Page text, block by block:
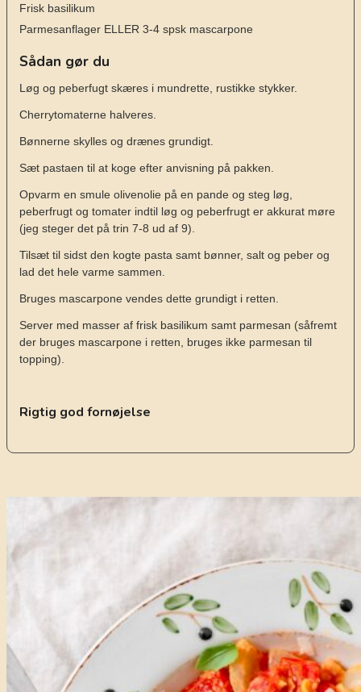
Frisk basilikum
Parmesanflager ELLER 3-4 spsk mascarpone
Sådan gør du
Løg og peberfugt skæres i mundrette, rustikke stykker.
Cherrytomaterne halveres.
Bønnerne skylles og drænes grundigt.
Sæt pastaen til at koge efter anvisning på pakken.
Opvarm en smule olivenolie på en pande og steg løg,
peberfrugt og tomater indtil løg og peberfrugt er akkurat møre
(jeg steger det på trin 7-8 ud af 9).
Tilsæt til sidst den kogte pasta samt bønner, salt og peber og
lad det hele varme sammen.
Bruges mascarpone vendes dette grundigt i retten.
Server med masser af frisk basilikum samt parmesan (såfremt
der bruges mascarpone i retten, bruges ikke parmesan til
topping).
Rigtig god fornøjelse